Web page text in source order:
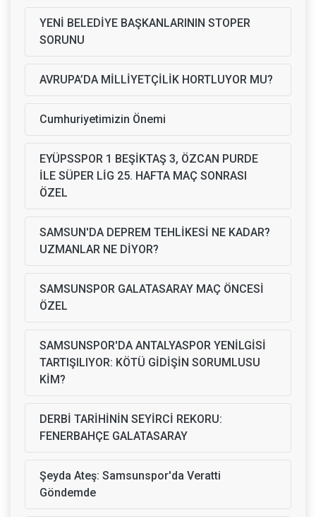
YENİ BELEDİYE BAŞKANLARININ STOPER
SORUNU
AVRUPA’DA MİLLİYETÇİLİK HORTLUYOR MU?
Cumhuriyetimizin Önemi
EYÜPSSPOR 1 BEŞİKTAŞ 3, ÖZCAN PURDE
İLE SÜPER LİG 25. HAFTA MAÇ SONRASI
ÖZEL
SAMSUN'DA DEPREM TEHLİKESİ NE KADAR?
UZMANLAR NE DİYOR?
SAMSUNSPOR GALATASARAY MAÇ ÖNCESİ
ÖZEL
SAMSUNSPOR'DA ANTALYASPOR YENİLGİSİ
TARTIŞILIYOR: KÖTÜ GİDİŞİN SORUMLUSU
KİM?
DERBİ TARİHİNİN SEYİRCİ REKORU:
FENERBAHÇE GALATASARAY
Şeyda Ateş: Samsunspor'da Veratti
Göndemde